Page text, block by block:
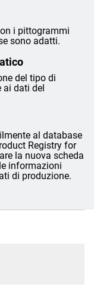
i pittogrammi
sono adatti.
del tipo di
ai dati del
al database
Registry for
la nuova scheda
informazioni
di produzione.